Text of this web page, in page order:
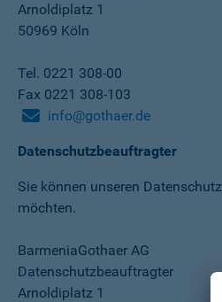
Arnoldiplatz 1
50969 Köln
Tel. 0221 308-00
Fax 0221 308-103
info@gothaer.de
Datenschutzbeauftragter
Sie können unseren
möchten.
BarmeniaGothaer AG
Datenschutzbeauftragter
Arnoldiplatz 1